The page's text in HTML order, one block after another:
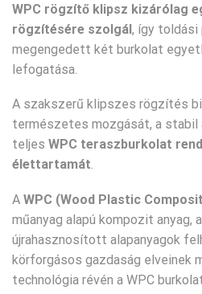
WPC rögzítő klipsz kizárólag
rögzítésére szolgál, így toldási
megengedett két burkolat
lefogatása.
A szakszerű klipszes rögzítés
természetes mozgását, a
teljes WPC teraszburkolat
élettartamát.
A WPC (Wood Plastic
műanyag alapú kompozit anyag,
újrahasznosított alapanyagok
körforgásos gazdaság elveinek
technológia révén a WPC